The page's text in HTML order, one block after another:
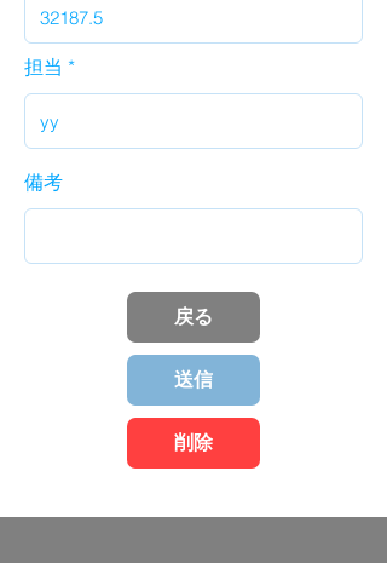
担当
備考
戻る
送信
削除